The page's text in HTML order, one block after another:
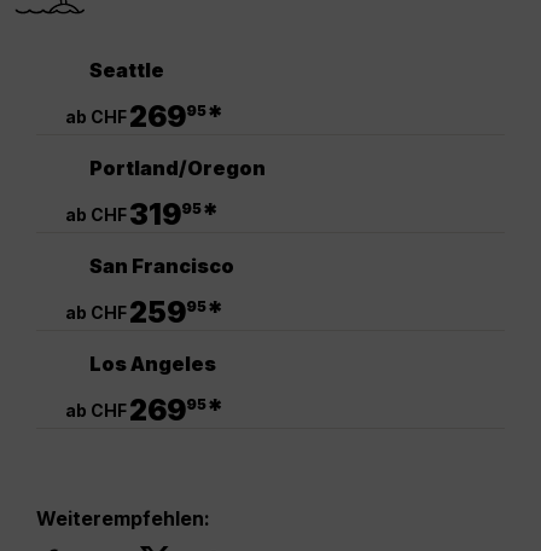
Seattle
ab CHF26995*
Portland/Oregon
ab CHF31995*
San Francisco
ab CHF25995*
Los Angeles
ab CHF26995*
Weiterempfehlen: